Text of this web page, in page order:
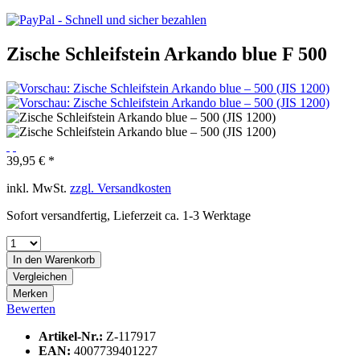
Zische Schleifstein Arkando blue F 500
39,95 € *
inkl. MwSt. zzgl. Versandkosten
Sofort versandfertig, Lieferzeit ca. 1-3 Werktage
In den Warenkorb
Vergleichen
Merken
Bewerten
Artikel-Nr.: Z-117917
EAN: 4007739401227